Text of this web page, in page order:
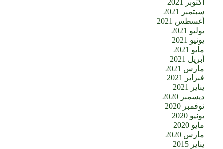
أكتوبر 2021
سبتمبر 2021
أغسطس 2021
يوليو 2021
يونيو 2021
مايو 2021
أبريل 2021
مارس 2021
فبراير 2021
يناير 2021
ديسمبر 2020
نوفمبر 2020
يونيو 2020
مايو 2020
مارس 2020
يناير 2015